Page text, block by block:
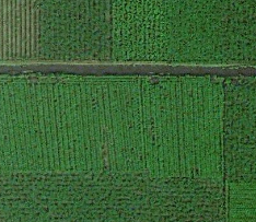
称
区
名
称
联
系
方
式
提交咨询表单Submit